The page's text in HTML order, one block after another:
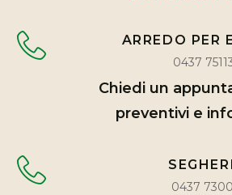
ARREDO PER
0437
Chiedi un
preventivi e
0437